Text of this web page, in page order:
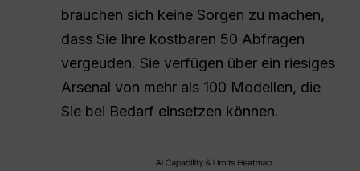
brauchen sich keine Sorgen zu machen,
dass Sie Ihre kostbaren 50 Abfragen
vergeuden. Sie verfügen über ein riesiges
Arsenal von mehr als 100 Modellen, die
Sie bei Bedarf einsetzen können.